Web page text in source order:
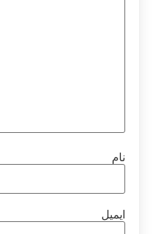
نام
ایمیل